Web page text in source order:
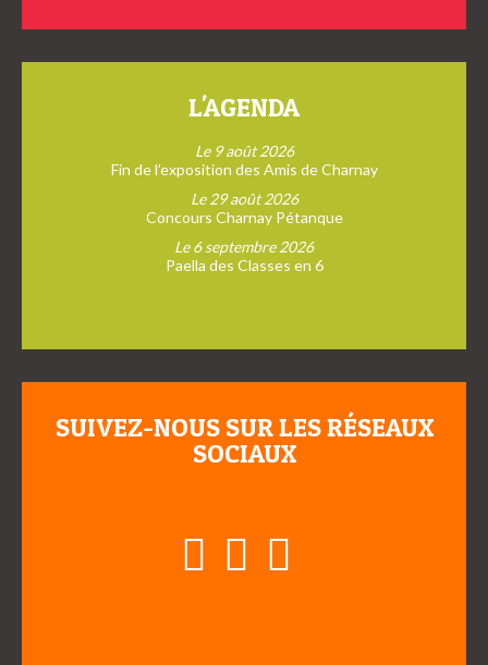
L'AGENDA
Le 9 août 2026
Fin de l’exposition des Amis de Charnay
Le 29 août 2026
Concours Charnay Pétanque
Le 6 septembre 2026
Paella des Classes en 6
SUIVEZ-NOUS SUR LES RÉSEAUX
SOCIAUX